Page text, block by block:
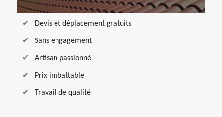
Devis et déplacement gratuits
Sans engagement
Artisan passionné
Prix imbattable
Travail de qualité